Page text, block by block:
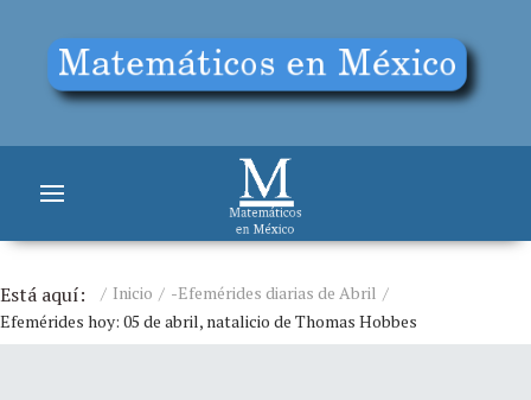
Está aquí: Inicio
-Efemérides diarias de Abril
Efemérides hoy: 05 de abril, natalicio de Thomas Hobbes